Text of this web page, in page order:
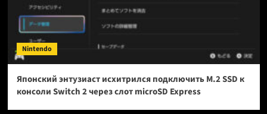
Nintendo
Японский энтузиаст исхитрился подключить M.2 SSD к
консоли Switch 2 через слот microSD Express